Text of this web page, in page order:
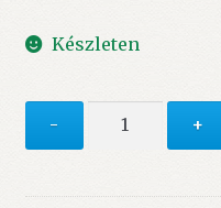
Készleten
-
Cicakölyök
Más
+